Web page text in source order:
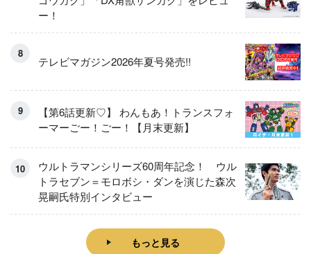
ー！
テレビマガジン2026年夏号発売!!
【第6話更新♡】 わんもあ！トランスフォ
ーマーごー！ごー！【月末更新】
ウルトラマンシリーズ60周年記念！ ウル
トラセブン＝モロボシ・ダンを演じた森次
晃嗣氏特別インタビュー
もっと見る